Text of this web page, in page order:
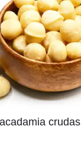
crudas